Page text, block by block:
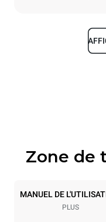
10
Espace entre les
Zone de
MANUEL DE
PLUS